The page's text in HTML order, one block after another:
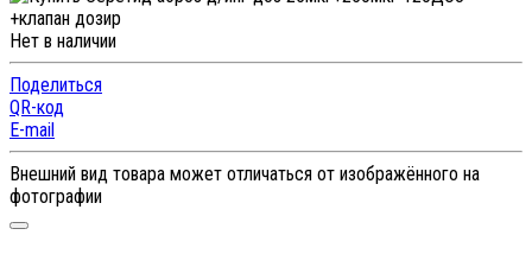
Нет в наличии
Поделиться
QR-код
E-mail
Внешний вид товара может отличаться от изображённого на
фотографии